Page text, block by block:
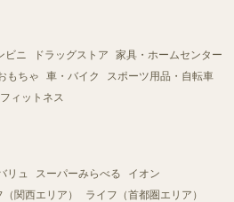
ビニ ドラッグストア
家具・ホームセンター
もちゃ 車・バイク
スポーツ用品・自転車
ィットネス
リュ スーパーみらべる
イオン
関西エリア）
ライフ（首都圏エリア）